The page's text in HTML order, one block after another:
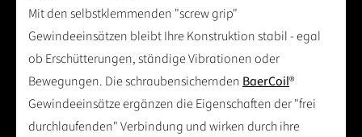
Mit den selbstklemmenden "screw grip"
Gewindeeinsätzen bleibt Ihre Konstruktion stabil - egal
ob Erschütterungen, ständige Vibrationen oder
Bewegungen. Die schraubensichernden BaerCoil®
Gewindeeinsätze ergänzen die Eigenschaften der "frei
durchlaufenden" Verbindung und wirken durch ihre